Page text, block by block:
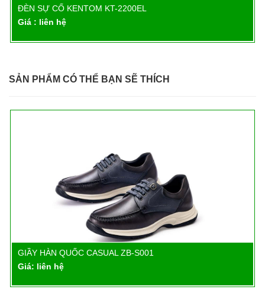
Chi tiết
ĐÈN SỰ CỐ KENTOM KT-2200EL
Giá : liên hệ
SẢN PHẨM CÓ THỂ BẠN SẼ THÍCH
Chi tiết
GIẦY HÀN QUỐC CASUAL ZB-S001
Giá: liên hệ